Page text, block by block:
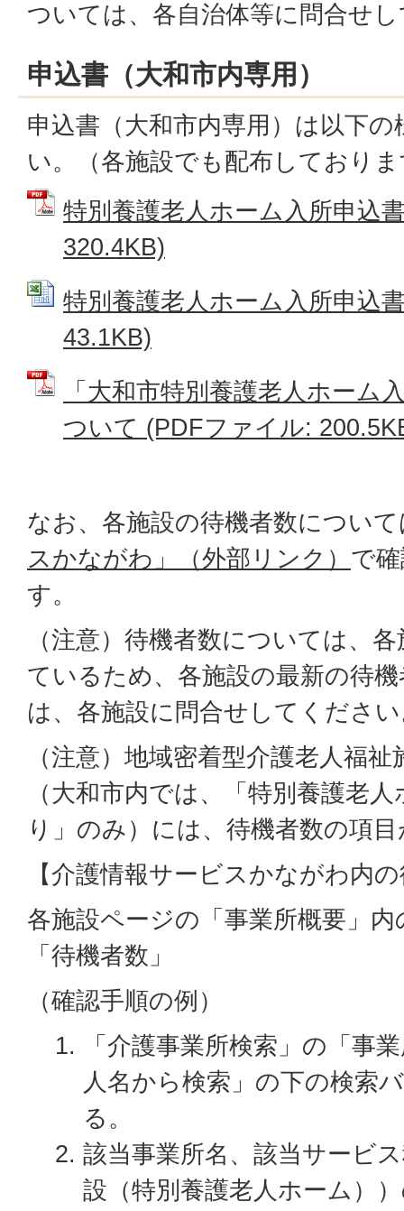
ついては、各自治体等に問合せ
申込書（大和市内専用）
申込書（大和市内専用）は以下
い。（各施設でも配布しており
特別養護老人ホーム入所申込
320.4KB)
特別養護老人ホーム入所申込
43.1KB)
「大和市特別養護老人ホーム
ついて (PDFファイル:
なお、各施設の待機者数につい
スかながわ」（外部リンク） で
す。
（注意）待機者数については、
ているため、各施設の最新の待
は、各施設に問合せしてくださ
（注意）地域密着型介護老人福
（大和市内では、「特別養護老
り」のみ）には、待機者数の項
【介護情報サービスかながわ内
各施設ページの「事業所概要」
「待機者数」
（確認手順の例）
「介護事業所検索」の「事
人名から検索」の下の検索
る。
該当事業所名、該当サービ
設（特別養護老人ホーム）